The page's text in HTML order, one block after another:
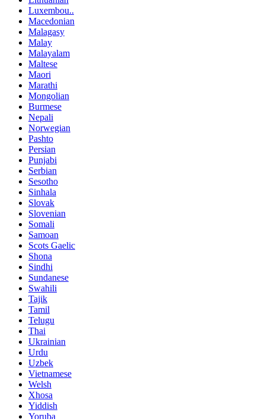
Luxembou..
Macedonian
Malagasy
Malay
Malayalam
Maltese
Maori
Marathi
Mongolian
Burmese
Nepali
Norwegian
Pashto
Persian
Punjabi
Serbian
Sesotho
Sinhala
Slovak
Slovenian
Somali
Samoan
Scots Gaelic
Shona
Sindhi
Sundanese
Swahili
Tajik
Tamil
Telugu
Thai
Ukrainian
Urdu
Uzbek
Vietnamese
Welsh
Xhosa
Yiddish
Yoruba